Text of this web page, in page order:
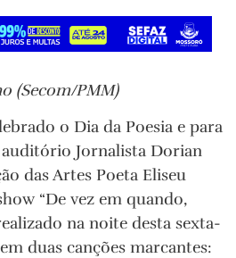
(Secom/PMM)
o Dia da Poesia e para
Jornalista Dorian
das Artes Poeta Eliseu
“De vez em quando,
na noite desta sexta-
duas canções marcantes: